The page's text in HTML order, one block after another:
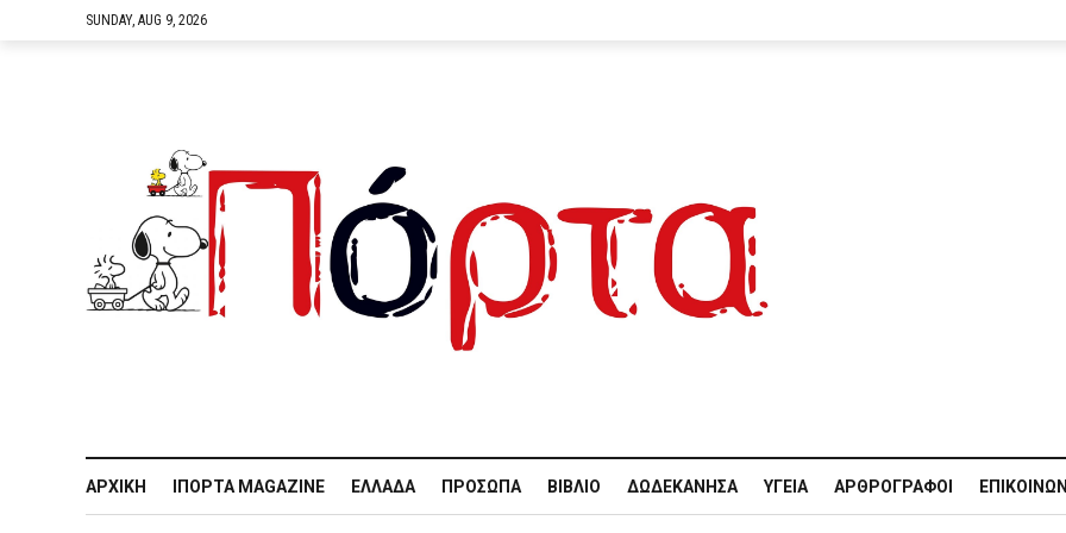
SUNDAY, AUG 9, 2026
ΑΡΧΙΚΉ IΠΌΡΤΑ MAGAZINE ΕΛΛΆΔΑ ΠΡΌΣΩΠΑ ΒΙΒΛΊΟ ΔΩΔΕΚΆΝΗΣΑ ΥΓΕΊΑ ΑΡΘΡΟΓΡΆΦΟΙ